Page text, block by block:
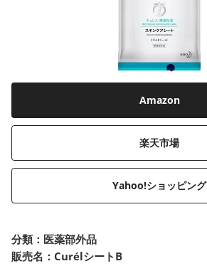
Amazon
楽天市場
Yahoo!ショッピング
分類： 医薬部外品
販売名：CurélシートB